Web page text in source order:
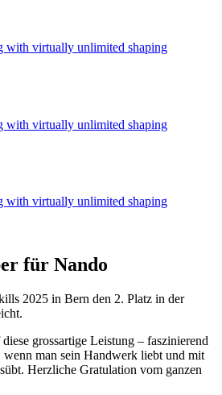
with virtually unlimited shaping
with virtually unlimited shaping
with virtually unlimited shaping
für Nando
2025 in Bern den 2. Platz in der
grossartige Leistung – faszinierend
wenn man sein Handwerk liebt und mit
Herzliche Gratulation vom ganzen